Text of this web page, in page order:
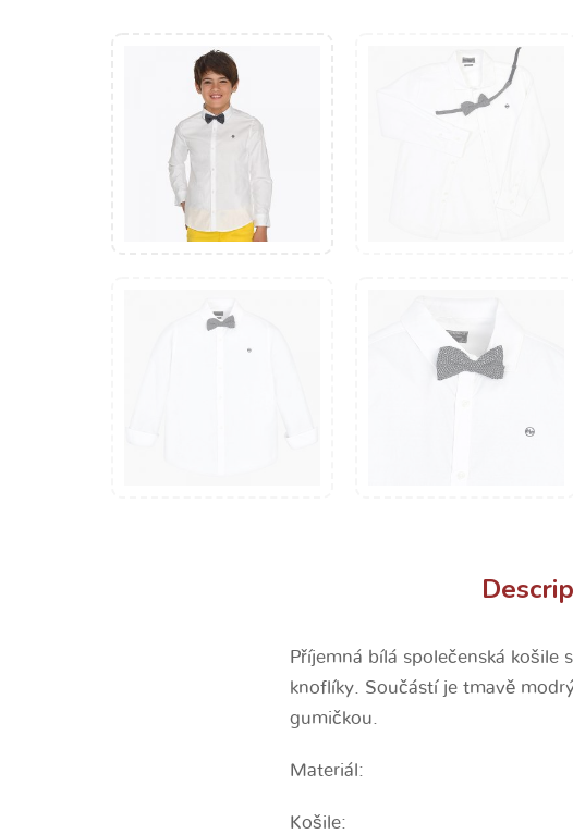
Příjemná bílá společenská
knoflíky. Součástí je tmavě
gumičkou.
Materiál:
Košile: